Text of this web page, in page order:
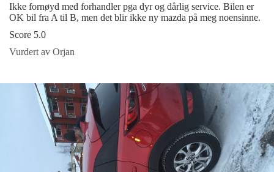
Ikke fornøyd med forhandler pga dyr og dårlig service. Bilen er
OK bil fra A til B, men det blir ikke ny mazda på meg noensinne.
Score 5.0
Vurdert av Orjan